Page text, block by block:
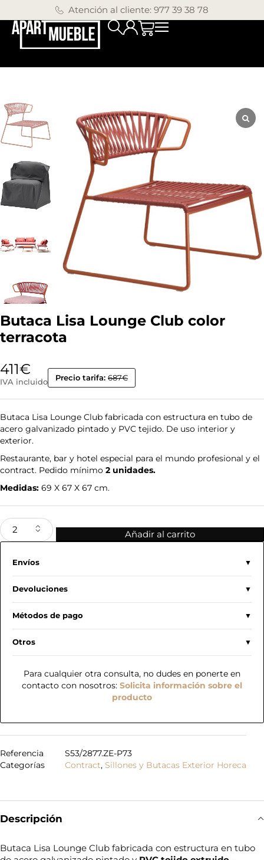
Atención al cliente: 977 39 38 78
Butaca Lisa Lounge Club color
terracota
411€
IVA incluido Precio tarifa: 687€
Butaca Lisa Lounge Club fabricada con estructura en tubo de
acero galvanizado pintado y PVC tejido. De uso interior y
exterior.
Restaurante, bar y hotel especial para el mundo profesional y el
contract. Pedido mínimo 2 unidades.
Medidas: 69 X 67 X 67 cm.
Añadir al carrito
Envíos
Devoluciones
Métodos de pago
Otros
Para cualquier otra consulta, no dudes en ponerte en
contacto con nosotros: Solicita información sobre el
producto
Referencia
S53/2877.ZE-P73
Categorías
Contract, Sillones y Butacas Exterior Horeca
Descripción
Butaca Lisa Lounge Club fabricada con estructura en tubo